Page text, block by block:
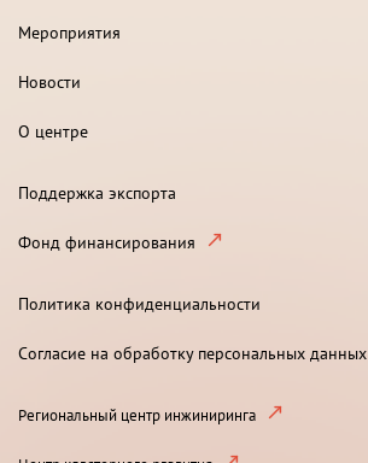
Мероприятия
Новости
О центре
Поддержка экспорта
Фонд финансирования
Политика конфиденциальности
Согласие на обработку персональных данных
Региональный центр инжиниринга